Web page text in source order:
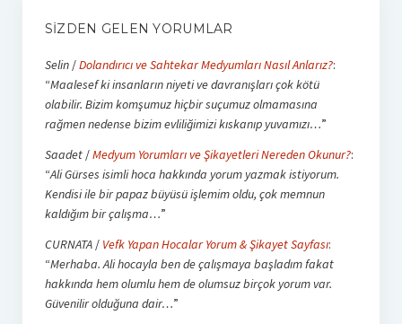
SIZDEN GELEN YORUMLAR
Selin/Dolandırıcı ve Sahtekar Medyumları Nasıl Anlarız?:
“Maalesef ki insanların niyeti ve davranışları çok kötü
olabilir. Bizim komşumuz hiçbir suçumuz olmamasına
rağmen nedense bizim evliliğimizi kıskanıp yuvamızı…”
Saadet/Medyum Yorumları ve Şikayetleri Nereden Okunur?:
“Ali Gürses isimli hoca hakkında yorum yazmak istiyorum.
Kendisi ile bir papaz büyüsü işlemim oldu, çok memnun
kaldığım bir çalışma…”
CURNATA/ Vefk Yapan Hocalar Yorum & Şikayet Sayfası:
“Merhaba. Ali hocayla ben de çalışmaya başladım fakat
hakkında hem olumlu hem de olumsuz birçok yorum var.
Güvenilir olduğuna dair…”